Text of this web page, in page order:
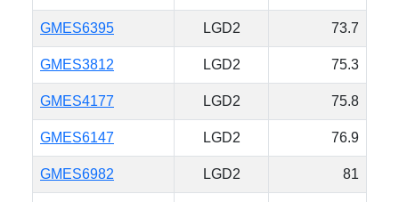
GMES6395 LGD2 73.7
GMES3812 LGD2 75.3
GMES4177 LGD2 75.8
GMES6147 LGD2 76.9
GMES6982 LGD2 81